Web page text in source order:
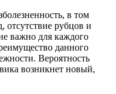
в том
отсутствие рубцов и
важно для каждого
данного
Вероятность
возникнет новый,